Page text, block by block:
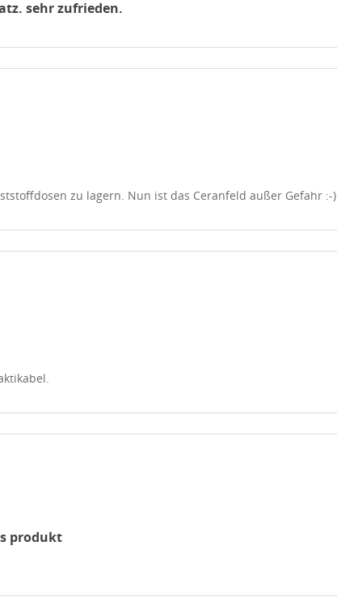
sehr zufrieden.
zu lagern. Nun ist das Ceranfeld außer Gefahr :-)
produkt